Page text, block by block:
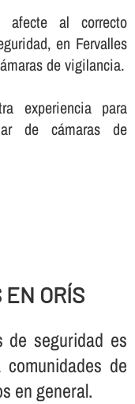
al correcto
en Fervalles
de vigilancia.
experiencia para
de cámaras de
ORÍS
de seguridad es
de
en general.